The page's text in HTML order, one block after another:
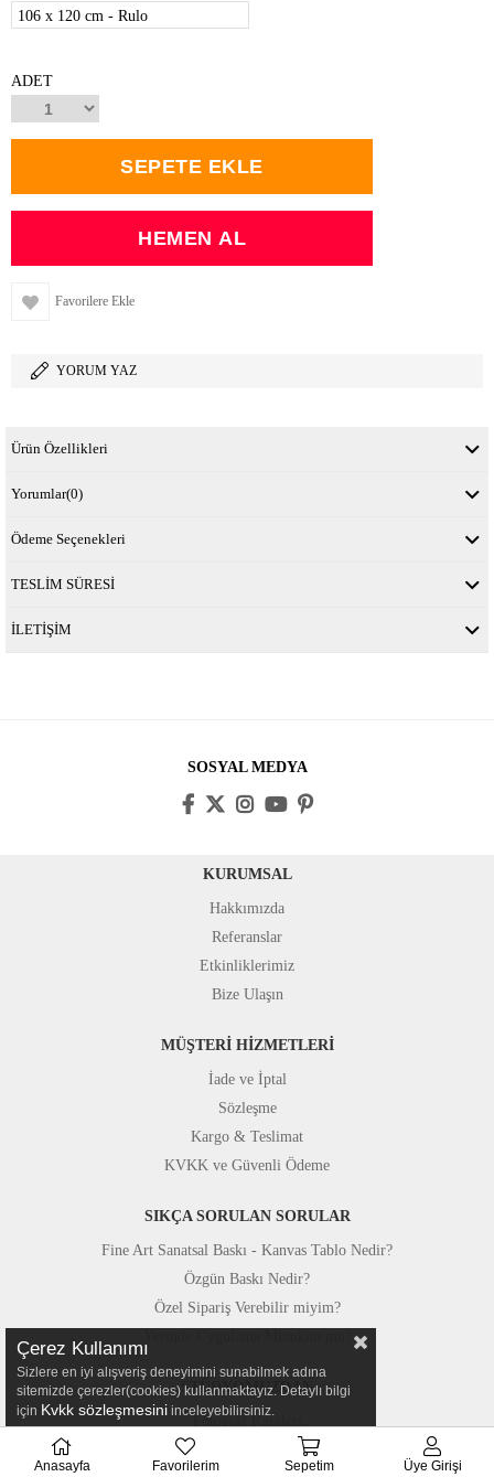
106 x 120 cm - Rulo
ADET
Favorilere Ekle
YORUM YAZ
Ürün Özellikleri
Yorumlar(0)
Ödeme Seçenekleri
TESLİM SÜRESİ
İLETİŞİM
SOSYAL MEDYA
KURUMSAL
Hakkımızda
Referanslar
Etkinliklerimiz
Bize Ulaşın
MÜŞTERİ HİZMETLERİ
İade ve İptal
Sözleşme
Kargo & Teslimat
KVKK ve Güvenli Ödeme
SIKÇA SORULAN SORULAR
Fine Art Sanatsal Baskı - Kanvas Tablo Nedir?
Özgün Baskı Nedir?
Özel Sipariş Verebilir miyim?
STÜDYOMUZDAN
Fotoğraf Kareleri
Basında Canvastar
Çerez Kullanımı
Sizlere en iyi alışveriş deneyimini sunabilmek adına
sitemizde çerezler(cookies) kullanmaktayız. Detaylı bilgi
için Kvkk sözleşmesini inceleyebilirsiniz.
Anasayfa Favorilerim Sepetim Üye Girişi